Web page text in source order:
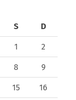
S D
1 2
8 9
15 16